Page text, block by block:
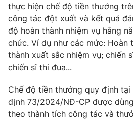
VTV Money VTV
VTV Sức khoẻ Bất
Thị trường 24h
VTV4
thực hiện chế độ tiền thưởng
công tác đột xuất và kết quả
độ hoàn thành nhiệm vụ hằng
chức. Ví dụ như các mức: Hoàn
thành xuất sắc nhiệm vụ; chiến
chiến sĩ thi đua...
Chế độ tiền thưởng quy định tại
định 73/2024/NĐ-CP được
theo thành tích công tác và